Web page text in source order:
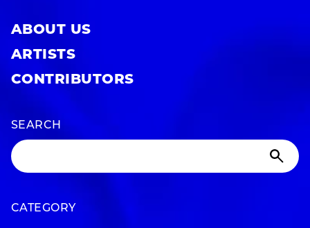
ABOUT US
ARTISTS
CONTRIBUTORS
SEARCH
CATEGORY